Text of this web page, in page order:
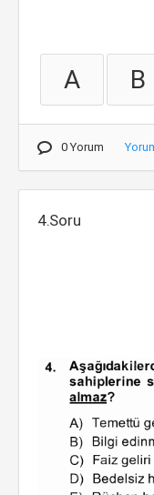
A B
0 Yorum
4.Soru